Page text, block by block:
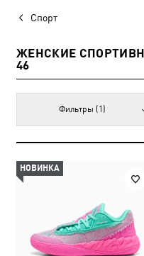
Спорт
ЖЕНСКИЕ
46
Фильтры (1)
НОВИНКА